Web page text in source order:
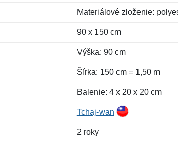
Materiálové zloženie:
90 x 150 cm
Výška: 90 cm
Šírka: 150 cm = 1,50 m
Balenie: 4 x 20 x 20 cm
Tchaj-wan
2 roky